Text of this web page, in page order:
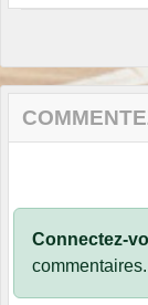
Connectez-
commentaires.